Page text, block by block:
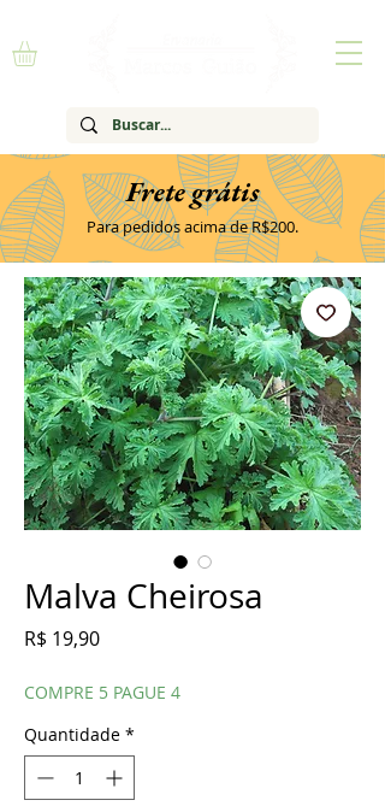
Frete grátis
Para pedidos acima de R$200.
Malva Cheirosa
R$ 19,90Preço
COMPRE 5 PAGUE 4
Quantidade *